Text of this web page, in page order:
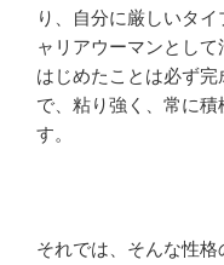
り、自分に厳しいタ
ャリアウーマンとし
はじめたことは必ず
で、粘り強く、常に
す。
それでは、そんな性